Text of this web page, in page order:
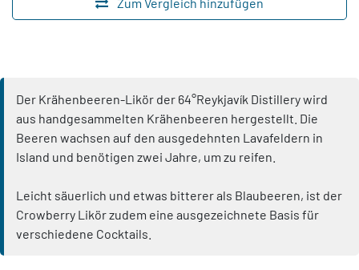
Zum Vergleich hinzufügen
Der Krähenbeeren-Likör der 64°Reykjavík Distillery wird
aus handgesammelten Krähenbeeren hergestellt. Die
Beeren wachsen auf den ausgedehnten Lavafeldern in
Island und benötigen zwei Jahre, um zu reifen.
Leicht säuerlich und etwas bitterer als Blaubeeren, ist der
Crowberry Likör zudem eine ausgezeichnete Basis für
verschiedene Cocktails.